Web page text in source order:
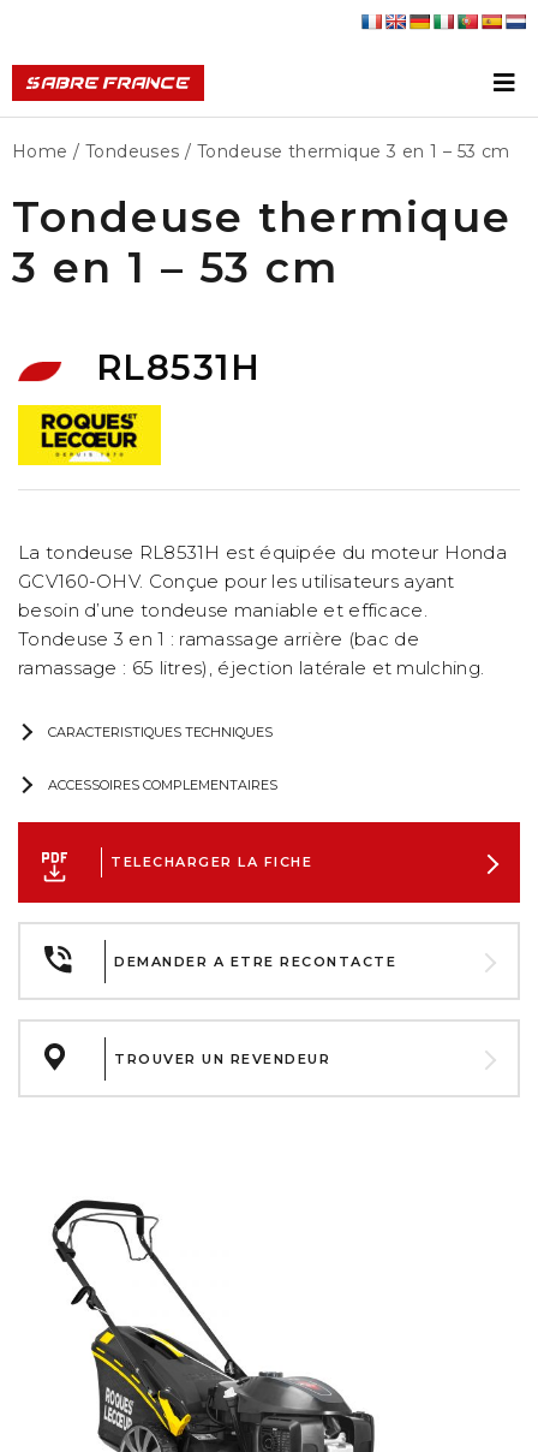
Home / Tondeuses / Tondeuse thermique 3 en 1 – 53 cm
Tondeuse thermique
3 en 1 – 53 cm
RL8531H
La tondeuse RL8531H est équipée du moteur Honda
GCV160-OHV. Conçue pour les utilisateurs ayant
besoin d’une tondeuse maniable et efficace.
Tondeuse 3 en 1 : ramassage arrière (bac de
ramassage : 65 litres), éjection latérale et mulching.
CARACTERISTIQUES TECHNIQUES
ACCESSOIRES COMPLEMENTAIRES
TELECHARGER LA FICHE
DEMANDER A ETRE RECONTACTE
TROUVER UN REVENDEUR